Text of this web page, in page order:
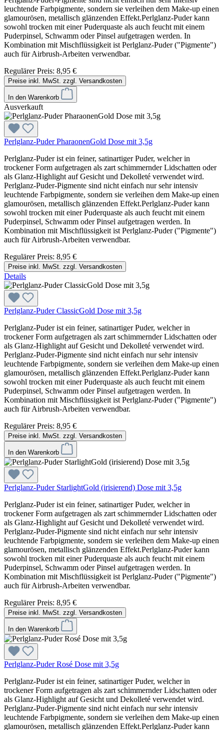
leuchtende Farbpigmente, sondern sie verleihen dem Make-up einen
glamourösen, metallisch glänzenden Effekt.Perlglanz-Puder kann
sowohl trocken mit einer Puderquaste als auch feucht mit einem
Puderpinsel, Schwamm oder Pinsel aufgetragen werden. In
Kombination mit Mischflüssigkeit ist Perlglanz-Puder ("Pigmente")
auch für Airbrush-Arbeiten verwendbar.
Regulärer Preis: 8,95 €
Preise inkl. MwSt. zzgl. Versandkosten
In den Warenkorb
Ausverkauft
Perlglanz-Puder PharaonenGold Dose mit 3,5g
Perlglanz-Puder ist ein feiner, satinartiger Puder, welcher in
trockener Form aufgetragen als zart schimmernder Lidschatten oder
als Glanz-Highlight auf Gesicht und Dekolleté verwendet wird.
Perlglanz-Puder-Pigmente sind nicht einfach nur sehr intensiv
leuchtende Farbpigmente, sondern sie verleihen dem Make-up einen
glamourösen, metallisch glänzenden Effekt.Perlglanz-Puder kann
sowohl trocken mit einer Puderquaste als auch feucht mit einem
Puderpinsel, Schwamm oder Pinsel aufgetragen werden. In
Kombination mit Mischflüssigkeit ist Perlglanz-Puder ("Pigmente")
auch für Airbrush-Arbeiten verwendbar.
Regulärer Preis: 8,95 €
Preise inkl. MwSt. zzgl. Versandkosten
Details
Perlglanz-Puder ClassicGold Dose mit 3,5g
Perlglanz-Puder ist ein feiner, satinartiger Puder, welcher in
trockener Form aufgetragen als zart schimmernder Lidschatten oder
als Glanz-Highlight auf Gesicht und Dekolleté verwendet wird.
Perlglanz-Puder-Pigmente sind nicht einfach nur sehr intensiv
leuchtende Farbpigmente, sondern sie verleihen dem Make-up einen
glamourösen, metallisch glänzenden Effekt.Perlglanz-Puder kann
sowohl trocken mit einer Puderquaste als auch feucht mit einem
Puderpinsel, Schwamm oder Pinsel aufgetragen werden. In
Kombination mit Mischflüssigkeit ist Perlglanz-Puder ("Pigmente")
auch für Airbrush-Arbeiten verwendbar.
Regulärer Preis: 8,95 €
Preise inkl. MwSt. zzgl. Versandkosten
In den Warenkorb
Perlglanz-Puder StarlightGold (irisierend) Dose mit 3,5g
Perlglanz-Puder ist ein feiner, satinartiger Puder, welcher in
trockener Form aufgetragen als zart schimmernder Lidschatten oder
als Glanz-Highlight auf Gesicht und Dekolleté verwendet wird.
Perlglanz-Puder-Pigmente sind nicht einfach nur sehr intensiv
leuchtende Farbpigmente, sondern sie verleihen dem Make-up einen
glamourösen, metallisch glänzenden Effekt.Perlglanz-Puder kann
sowohl trocken mit einer Puderquaste als auch feucht mit einem
Puderpinsel, Schwamm oder Pinsel aufgetragen werden. In
Kombination mit Mischflüssigkeit ist Perlglanz-Puder ("Pigmente")
auch für Airbrush-Arbeiten verwendbar.
Regulärer Preis: 8,95 €
Preise inkl. MwSt. zzgl. Versandkosten
In den Warenkorb
Perlglanz-Puder Rosé Dose mit 3,5g
Perlglanz-Puder ist ein feiner, satinartiger Puder, welcher in
trockener Form aufgetragen als zart schimmernder Lidschatten oder
als Glanz-Highlight auf Gesicht und Dekolleté verwendet wird.
Perlglanz-Puder-Pigmente sind nicht einfach nur sehr intensiv
leuchtende Farbpigmente, sondern sie verleihen dem Make-up einen
glamourösen, metallisch glänzenden Effekt.Perlglanz-Puder kann